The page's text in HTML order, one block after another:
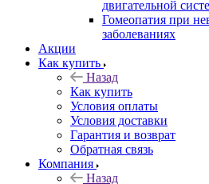
двигательной
Гомеопатия при
заболеваниях
Акции
Как купить
Назад
Как купить
Условия оплаты
Условия доставки
Гарантия и возврат
Обратная связь
Компания
Назад